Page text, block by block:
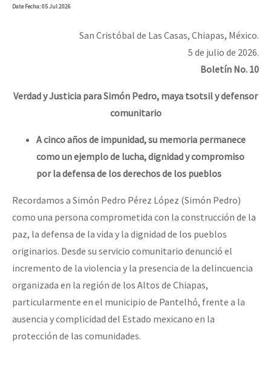
DateFecha: 05 Jul 2026
San Cristóbal de Las Casas, Chiapas, México.
5 de julio de 2026.
Boletín No. 10
Verdad y Justicia para Simón Pedro, maya tsotsil y defensor
comunitario
A cinco años de impunidad, su memoria permanece
como un ejemplo de lucha, dignidad y compromiso
por la defensa de los derechos de los pueblos
Recordamos a Simón Pedro Pérez López (Simón Pedro)
como una persona comprometida con la construcción de la
paz, la defensa de la vida y la dignidad de los pueblos
originarios. Desde su servicio comunitario denunció el
incremento de la violencia y la presencia de la delincuencia
organizada en la región de los Altos de Chiapas,
particularmente en el municipio de Pantelhó, frente a la
ausencia y complicidad del Estado mexicano en la
protección de las comunidades.